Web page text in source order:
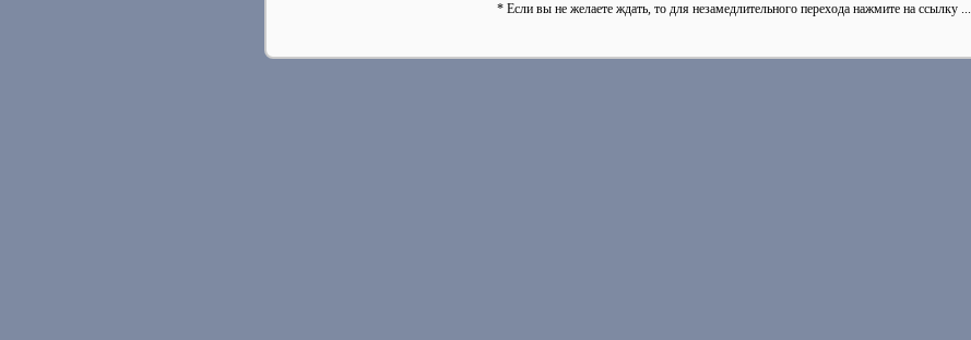
* Если вы не желаете ждать, то для незамедлительного перехода нажмите на ссылку ...